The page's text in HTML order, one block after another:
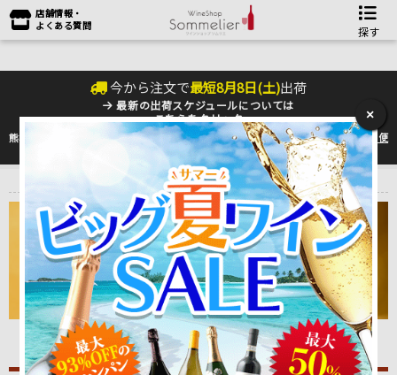
店舗情報・
よくある質問
探す
今から注文で最短8月8日(土)出荷
最新の出荷スケジュールについては
こちらをクリック
熊本地震の影響により九州への配送に遅れが生じております。最新情報は佐川急便
のHP
をご確認下さい。
ワインをタイプ別に選ぶ♪ ＞ウィスキー
Whisky
×